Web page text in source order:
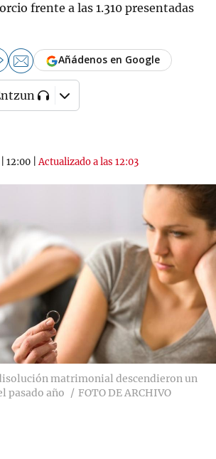
frente a las 1.310 presentadas
12:00 |Actualizado a las 12:03
Añádenos en Google
matrimonial descendieron un
pasado año
FOTO DE ARCHIVO